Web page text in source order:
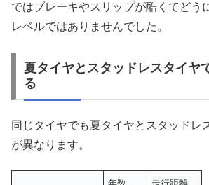
ではブレーキやスリップが酷くてどう
レベルではありませんでした。
夏タイヤとスタッドレスタイヤ
る
同じタイヤでも夏タイヤとスタッドレ
が異なります。